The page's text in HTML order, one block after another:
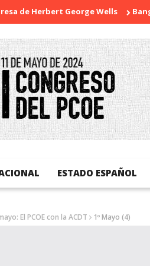
de Herbert George Wells
ESTADO ESPAÑOL
El PCOE con la ACDT 1º Mayo (4)